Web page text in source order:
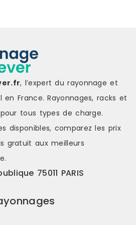
jusqu’à 1.500 kg
pliée et soudée
d’accroche
Peinte
bleus, tablettes
ACCESSOIREs
d’allées Butées
coulissantes
Tiroirs
à glissières Portes
euro ou bacs
assembler.
latérales
nombre
profondeur
, l’expert du rayonnage et
France. Rayonnages, racks et
tous types de charge.
disponibles, comparez les prix
gratuit aux meilleurs
75011 PARIS